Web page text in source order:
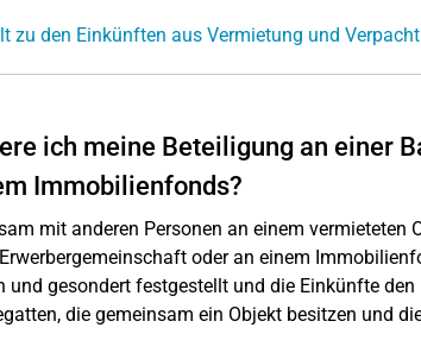
zu den Einkünften aus Vermietung und
ich meine Beteiligung an einer
Immobilienfonds?
mit anderen Personen an einem vermieteten
oder an einem
und gesondert festgestellt und die Einkünfte
die gemeinsam ein Objekt besitzen und